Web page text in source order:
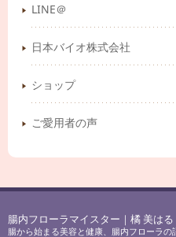
LINE＠
日本バイオ株式会社
ショップ
ご愛用者の声
腸内フローラマイスター｜橘 美はる
腸から始まる美容と健康、腸内フローラ